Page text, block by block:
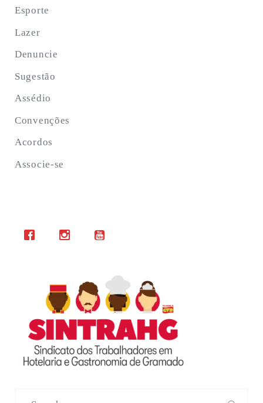
Esporte
Lazer
Denuncie
Sugestão
Assédio
Convenções
Acordos
Associe-se